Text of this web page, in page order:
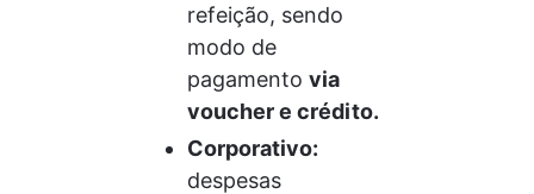
refeição, sendo
modo de
pagamento via
voucher e crédito.
Corporativo:
despesas